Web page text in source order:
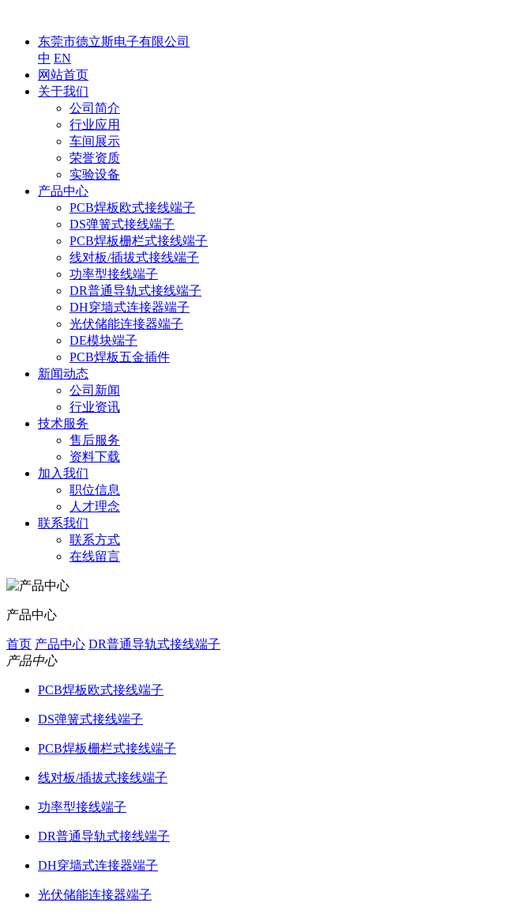
东莞市德立斯电子有限公司
中 EN
网站首页
关于我们
公司简介
行业应用
车间展示
荣誉资质
实验设备
产品中心
PCB焊板欧式接线端子
DS弹簧式接线端子
PCB焊板栅栏式接线端子
线对板/插拔式接线端子
功率型接线端子
DR普通导轨式接线端子
DH穿墙式连接器端子
光伏储能连接器端子
DE模块端子
PCB焊板五金插件
新闻动态
公司新闻
行业资讯
技术服务
售后服务
资料下载
加入我们
职位信息
人才理念
联系我们
联系方式
在线留言
产品中心
首页 产品中心 DR普通导轨式接线端子
产品中心
PCB焊板欧式接线端子
DS弹簧式接线端子
PCB焊板栅栏式接线端子
线对板/插拔式接线端子
功率型接线端子
DR普通导轨式接线端子
DH穿墙式连接器端子
光伏储能连接器端子